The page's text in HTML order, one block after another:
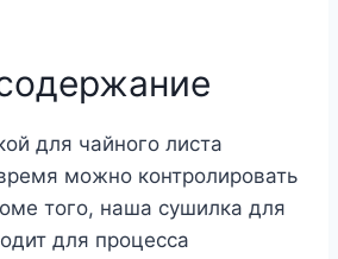
для чайного листа
можно контролировать
того, наша сушилка для
для процесса